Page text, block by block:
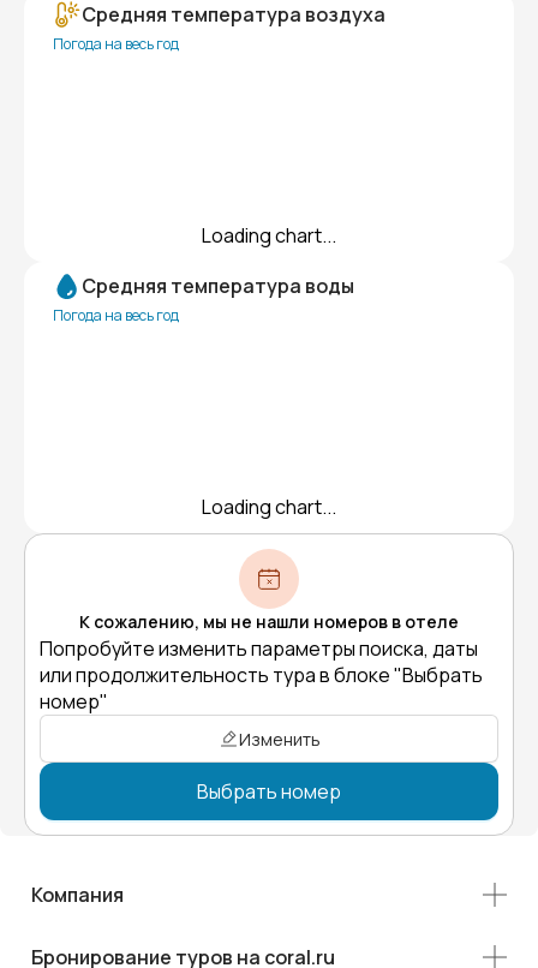
Средняя температура воздуха
Погода на весь год
Loading chart...
Средняя температура воды
Погода на весь год
Loading chart...
К сожалению, мы не нашли номеров в отеле
Попробуйте изменить параметры поиска, даты
или продолжительность тура в блоке "Выбрать
номер"
Изменить
Выбрать номер
Компания
Бронирование туров на coral.ru